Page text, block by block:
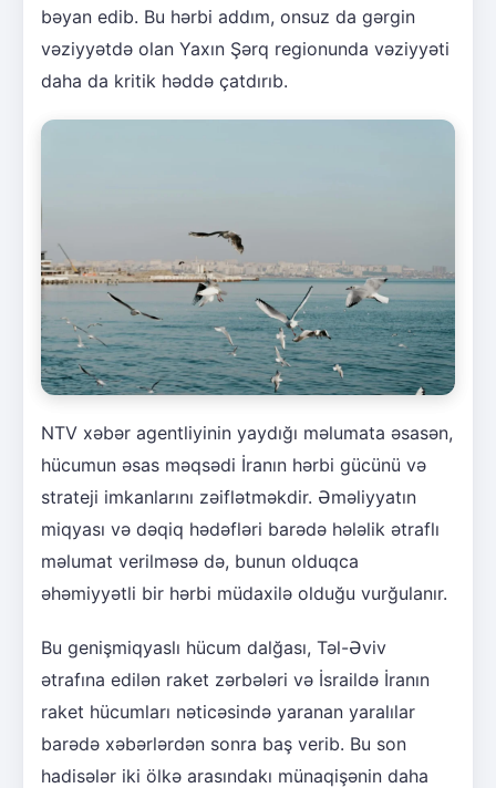
bəyan edib. Bu hərbi addım, onsuz da gərgin
vəziyyətdə olan Yaxın Şərq regionunda vəziyyəti
daha da kritik həddə çatdırıb.
NTV xəbər agentliyinin yaydığı məlumata əsasən,
hücumun əsas məqsədi İranın hərbi gücünü və
strateji imkanlarını zəiflətməkdir. Əməliyyatın
miqyası və dəqiq hədəfləri barədə hələlik ətraflı
məlumat verilməsə də, bunun olduqca
əhəmiyyətli bir hərbi müdaxilə olduğu vurğulanır.
Bu genişmiqyaslı hücum dalğası, Təl-Əviv
ətrafına edilən raket zərbələri və İsraildə İranın
raket hücumları nəticəsində yaranan yaralılar
barədə xəbərlərdən sonra baş verib. Bu son
hadisələr iki ölkə arasındakı münaqişənin daha